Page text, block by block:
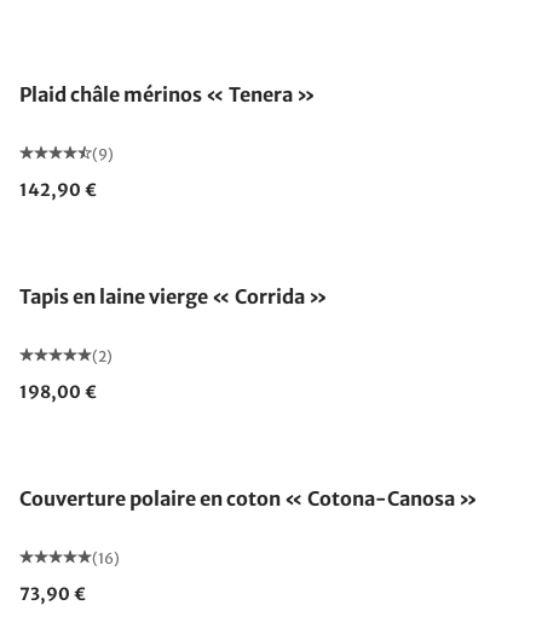
Plaid châle mérinos « Tenera »
(9)
142,90 €
Tapis en laine vierge « Corrida »
(2)
198,00 €
Couverture polaire en coton « Cotona-Canosa »
(16)
73,90 €